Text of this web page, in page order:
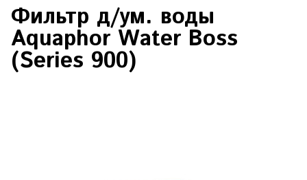
Фильтр д/ум. воды
Aquaphor Water Boss
(Series 900)